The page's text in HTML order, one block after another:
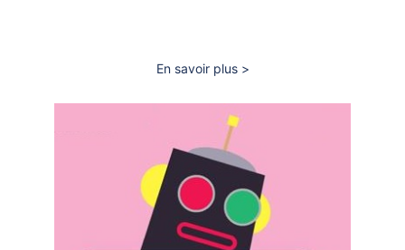
En savoir plussur
des
lecteurs
de
Rev'
2026